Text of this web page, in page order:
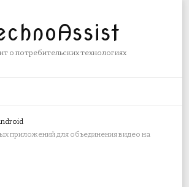
о потребительских технологиях
приложений для объединения видео на